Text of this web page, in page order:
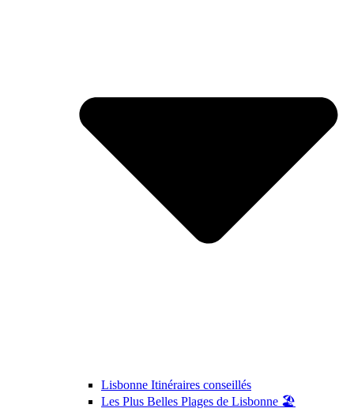
Lisbonne Itinéraires conseillés
Les Plus Belles Plages de Lisbonne 🏖️